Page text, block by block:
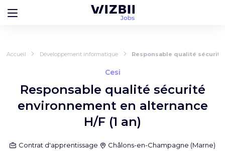
Accueil Développement informatique Responsable qualité sécurité
Cesi
Responsable qualité sécurité
environnement en alternance
H/F (1 an)
Contrat d'apprentissage Châlons-en-Champagne (Marne)